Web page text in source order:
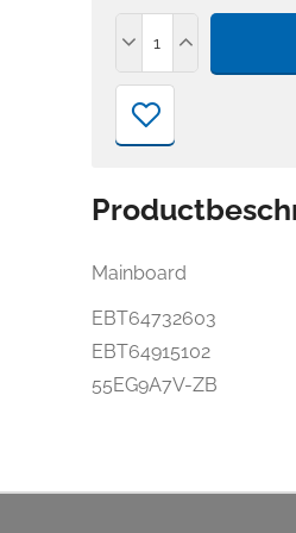
Mainboard
EBT64732603
EBT64915102
55EG9A7V-ZB